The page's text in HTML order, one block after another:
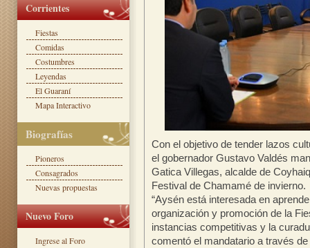
Con el objetivo de tender lazos
el gobernador Gustavo Valdés
Gatica Villegas, alcalde de
Festival de Chamamé de invierno.
“Aysén está interesada en
organización y promoción de la
instancias competitivas y la
comentó el mandatario a través
Corrientes
Fiestas
Comidas
Costumbres
Leyendas
El Guaraní
Mapa Interactivo
Biografías
Pioneros
Consagrados
Nuevas propuestas
Nuevo Foro
Ingrese al Foro